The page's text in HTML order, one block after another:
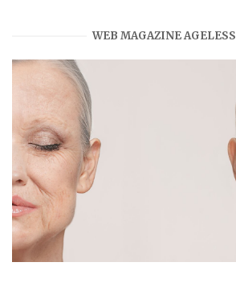
WEB MAGAZINE AGELESS